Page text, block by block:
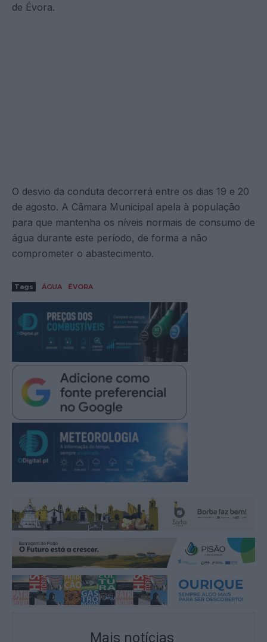
de Évora.
O desvio da conduta decorrerá entre os dias 19 e 20
de agosto. A Câmara Municipal apela à população
para que mantenha os níveis normais de consumo de
água durante este período, de forma a não
comprometer o abastecimento.
Tags ÁGUA ÉVORA
Mais notícias